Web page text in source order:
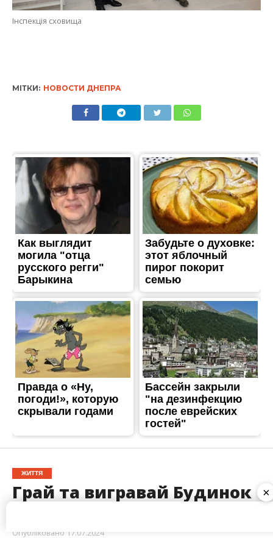
Грай та вигравай Будинок
Мрії від «АТБ»!
Опубліковано17.07.2024 ×